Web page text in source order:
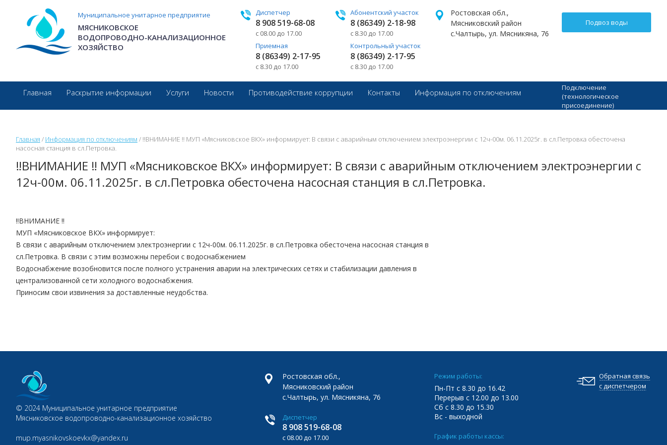
Муниципальное унитарное предприятие
МЯСНИКОВСКОЕ
ВОДОПРОВОДНО-КАНАЛИЗАЦИОННОЕ
ХОЗЯЙСТВО
Диспетчер
8 908 519-68-08
с 08.00 до 17.00
Приемная
8 (86349) 2-17-95
с 8.30 до 17.00
Абонентский участок
8 (86349) 2-18-98
с 8.30 до 17.00
Контрольный участок
8 (86349) 2-17-95
с 8.30 до 17.00
Ростовская обл.,
Мясниковский район
с.Чалтырь, ул. Мясникяна, 76
Подвоз воды
Главная Раскрытие информации Услуги Новости Противодействие коррупции Контакты Информация по отключениям
Подключение
(технологическое
присоединение)
Главная / Информация по отключениям / ‼️ВНИМАНИЕ ‼️ МУП «Мясниковское ВКХ» информирует: В связи с аварийным отключением электроэнергии с 12ч-00м. 06.11.2025г. в сл.Петровка обесточена
насосная станция в сл.Петровка.
‼️ВНИМАНИЕ ‼️ МУП «Мясниковское ВКХ» информирует: В связи с аварийным отключением электроэнергии с
12ч-00м. 06.11.2025г. в сл.Петровка обесточена насосная станция в сл.Петровка.
‼️ВНИМАНИЕ ‼️
МУП «Мясниковское ВКХ» информирует:
В связи с аварийным отключением электроэнергии с 12ч-00м. 06.11.2025г. в сл.Петровка обесточена насосная станция в
сл.Петровка. В связи с этим возможны перебои с водоснабжением
Водоснабжение возобновится после полного устранения аварии на электрических сетях и стабилизации давления в
централизованной сети холодного водоснабжения.
Приносим свои извинения за доставленные неудобства.
© 2024 Муниципальное унитарное предприятие
Мясниковское водопроводно-канализационное хозяйство
mup.myasnikovskoevkx@yandex.ru
Ростовская обл.,
Мясниковский район
с.Чалтырь, ул. Мясникяна, 76
Диспетчер
8 908 519-68-08
с 08.00 до 17.00
Режим работы:
Пн-Пт с 8.30 до 16.42
Перерыв с 12.00 до 13.00
Сб с 8.30 до 15.30
Вс - выходной
График работы кассы:
Обратная связь
с диспетчером